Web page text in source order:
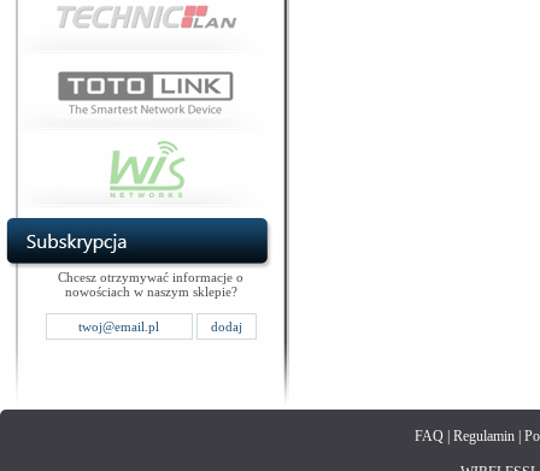
Chcesz otrzymywać informacje o
nowościach w naszym sklepie?
FAQ| Regulamin|